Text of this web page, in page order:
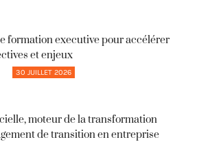
formation executive pour accélérer
et enjeux
30 JUILLET 2026
moteur de la transformation
de transition en entreprise